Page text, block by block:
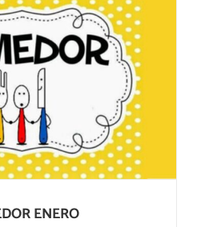
ENERO
ENERO